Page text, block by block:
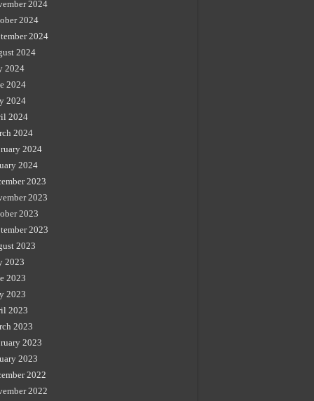
2024
2024
2024
2024
2024
2024
2024
2024
2024
2024
2024
2023
2023
2023
2023
2023
2023
2023
2023
2023
2023
2023
2023
2022
2022